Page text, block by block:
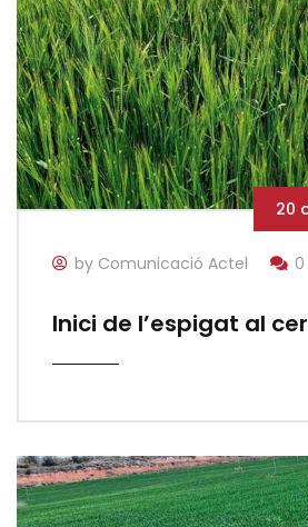
20
by Comunicació Actel
Inici de l’espigat al